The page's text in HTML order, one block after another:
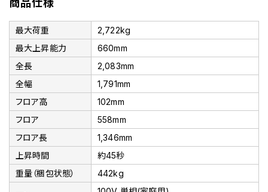
商品仕様
最大荷重
2,722kg
最大上昇能力
660mm
全長
2,083mm
全幅
1,791mm
フロア高
102mm
フロア
558mm
フロア長
1,346mm
上昇時間
約45秒
重量（梱包状態）
442kg